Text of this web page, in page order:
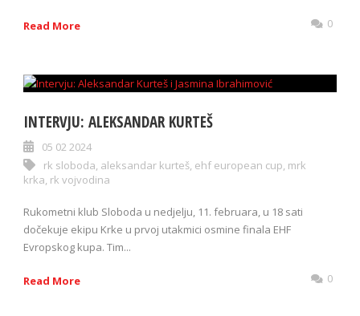
Read More 0
INTERVJU: ALEKSANDAR KURTEŠ
05 02 2024
rk sloboda, aleksandar kurteš, ehf european cup, mrk
krka, rk vojvodina
Rukometni klub Sloboda u nedjelju, 11. februara, u 18 sati
dočekuje ekipu Krke u prvoj utakmici osmine finala EHF
Evropskog kupa. Tim...
Read More 0